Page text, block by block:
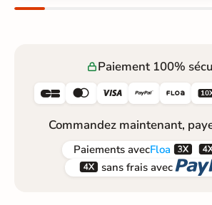
Paiement 100%
    
Commandez maintenant,
Paiements avecFloa 
 sans frais avec